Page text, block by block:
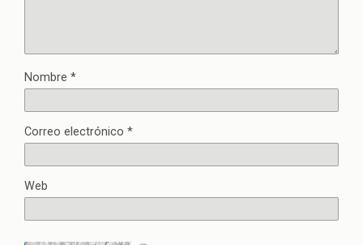
Nombre *
Correo electrónico *
Web